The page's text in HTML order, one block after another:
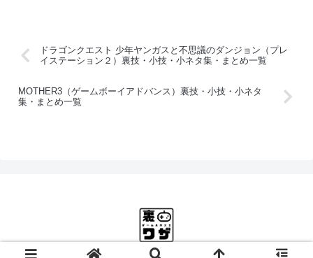
ドラゴンクエスト 少年ヤンガスと不思議のダンジョン（プレ
イステーション２）裏技・小技・小ネタ集・まとめ一覧
MOTHER3（ゲームボーイアドバンス）裏技・小技・小ネタ
集・まとめ一覧